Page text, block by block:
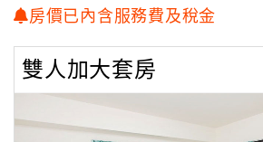
顧
務
房價已內含服務費及稅金
雙人加大套房